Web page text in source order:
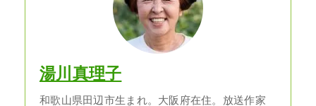
湯川真理子
和歌山県田辺市生まれ。大阪府在住。放送作家